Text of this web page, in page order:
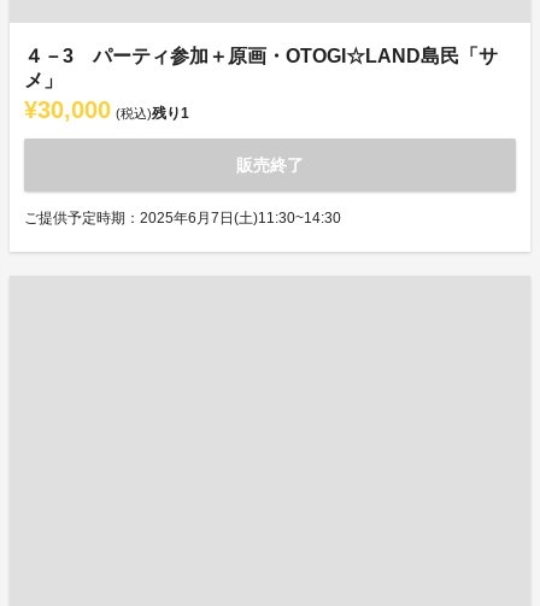
４－3 パーティ参加＋原画・OTOGI☆LAND島民「サ
メ」
¥30,000 (税込)残り1
販売終了
ご提供予定時期：2025年6月7日(土)11:30~14:30